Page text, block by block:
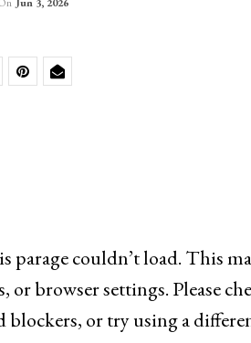
parage couldn’t load. This
or browser settings. Please
blockers, or try using a